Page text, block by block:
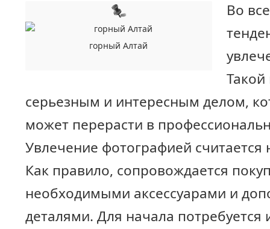
горный Алтай
Во
Такой
серьезным и интересным делом,
может перерасти в
Увлечение фотографией
Как правило, сопровождается
необходимыми аксессуарами и
деталями. Для начала потребуется